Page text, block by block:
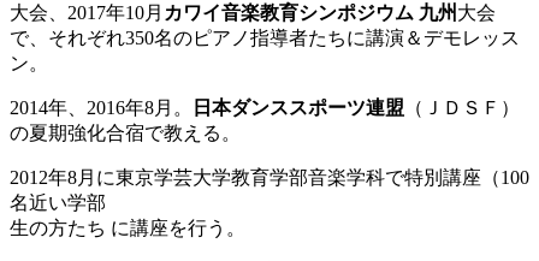
大会、2017年10月 カワイ音楽教育シンポジウム 九州 大会
で、それぞれ350名のピアノ指導者たちに講演＆デモレッス
ン。
2014年、2016年8月。 日本ダンススポーツ連盟 （ＪＤＳＦ）
の夏期強化合宿で教える。
2012年8月に東京学芸大学教育学部音楽学科で特別講座（100
名近い学部
生の方たち に講座を行う。